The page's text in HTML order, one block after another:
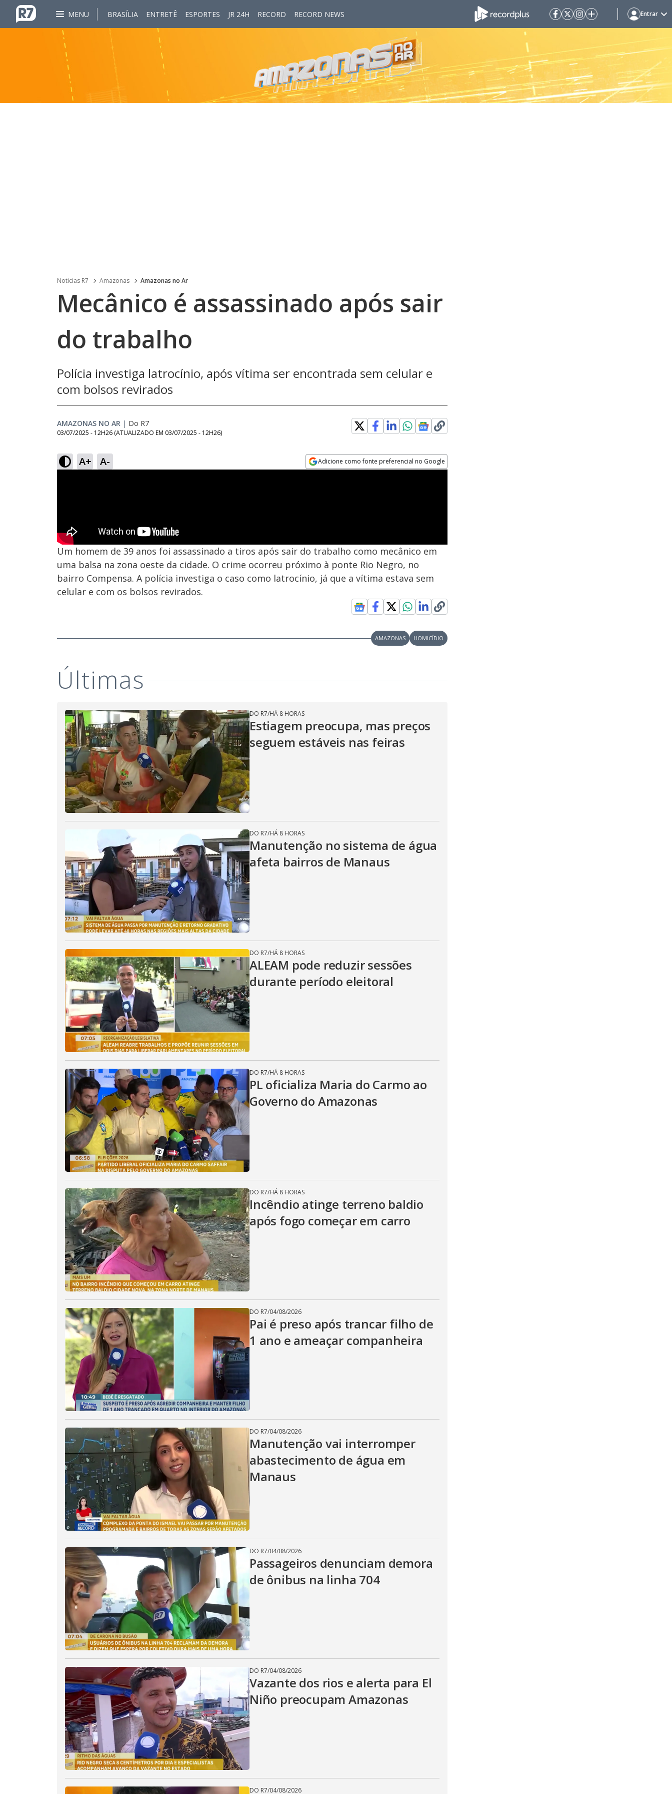
MENU BRASÍLIA ENTRETÊ ESPORTES JR 24H RECORD RECORD NEWS Entrar
Noticias R7 Amazonas Amazonas no Ar
Mecânico é assassinado após sair
do trabalho
Polícia investiga latrocínio, após vítima ser encontrada sem celular e
com bolsos revirados
AMAZONAS NO AR | Do R7
03/07/2025 - 12H26 (ATUALIZADO EM 03/07/2025 - 12H26)
A+ A- Adicione como fonte preferencial no Google
Um homem de 39 anos foi assassinado a tiros após sair do trabalho como mecânico em
uma balsa na zona oeste da cidade. O crime ocorreu próximo à ponte Rio Negro, no
bairro Compensa. A polícia investiga o caso como latrocínio, já que a vítima estava sem
celular e com os bolsos revirados.
AMAZONAS HOMICÍDIO
Últimas
DO R7/HÁ 8 HORAS
Estiagem preocupa, mas preços
seguem estáveis nas feiras
DO R7/HÁ 8 HORAS
Manutenção no sistema de água
afeta bairros de Manaus
DO R7/HÁ 8 HORAS
ALEAM pode reduzir sessões
durante período eleitoral
DO R7/HÁ 8 HORAS
PL oficializa Maria do Carmo ao
Governo do Amazonas
DO R7/HÁ 8 HORAS
Incêndio atinge terreno baldio
após fogo começar em carro
DO R7/04/08/2026
Pai é preso após trancar filho de
1 ano e ameaçar companheira
DO R7/04/08/2026
Manutenção vai interromper
abastecimento de água em
Manaus
DO R7/04/08/2026
Passageiros denunciam demora
de ônibus na linha 704
DO R7/04/08/2026
Vazante dos rios e alerta para El
Niño preocupam Amazonas
DO R7/04/08/2026